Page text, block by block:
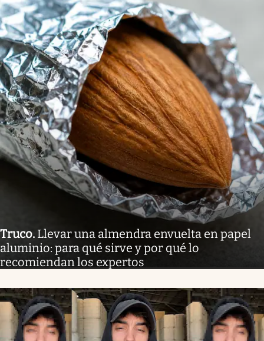
Truco. Llevar una almendra envuelta en papel
aluminio: para qué sirve y por qué lo
recomiendan los expertos